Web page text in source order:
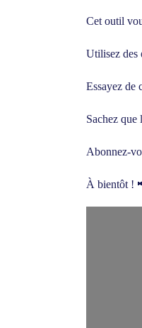
Cet outil
Utilisez des
Essayez de
Sachez
Abonnez-
À bientôt !